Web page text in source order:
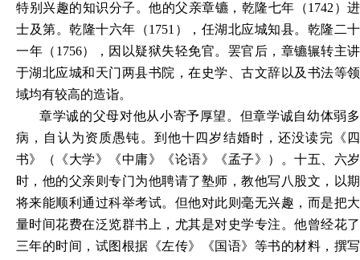
特别兴趣的知识分子。他的父亲章镳，乾隆七年（1742）进
士及第。乾隆十六年（1751），任湖北应城知县。乾隆二十
一年（1756），因以疑狱失轻免官。罢官后，章镳辗转主讲
于湖北应城和天门两县书院，在史学、古文辞以及书法等领
域均有较高的造诣。
章学诚的父母对他从小寄予厚望。但章学诚自幼体弱多
病，自认为资质愚钝。到他十四岁结婚时，还没读完《四
书》（《大学》《中庸》《论语》《孟子》）。十五、六岁
时，他的父亲则专门为他聘请了塾师，教他写八股文，以期
将来能顺利通过科举考试。但他对此则毫无兴趣，而是把大
量时间花费在泛览群书上，尤其是对史学专注。他曾经花了
三年的时间，试图根据《左传》《国语》等书的材料，撰写